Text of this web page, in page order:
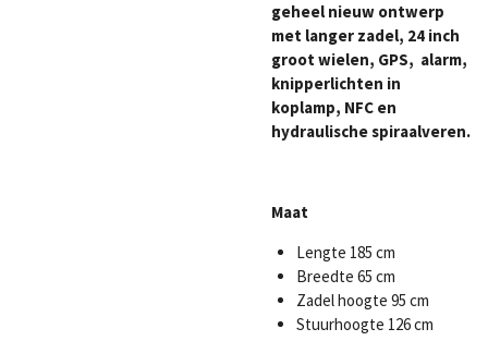
geheel nieuw ontwerp
met langer zadel, 24 inch
groot wielen, GPS, alarm,
knipperlichten in
koplamp, NFC en
hydraulische spiraalveren.
Maat
Lengte 185 cm
Breedte 65 cm
Zadel hoogte 95 cm
Stuurhoogte 126 cm